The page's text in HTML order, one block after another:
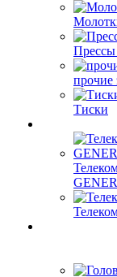
Прессы
прочие
Тиски